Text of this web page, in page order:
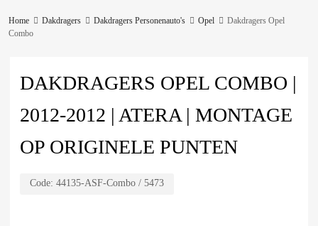
Home Dakdragers Dakdragers Personenauto's Opel
Dakdragers Opel
Combo
DAKDRAGERS OPEL COMBO |
2012-2012 | ATERA | MONTAGE
OP ORIGINELE PUNTEN
Code: 44135-ASF-Combo / 5473